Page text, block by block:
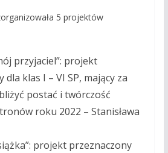
5 projektów
przyjaciel”: projekt
dla klas I – VI SP, mający za
postać i twórczość
roku 2022 – Stanisława
projekt przeznaczony